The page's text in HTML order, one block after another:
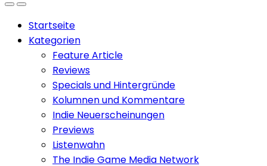
Startseite
Kategorien
Feature Article
Reviews
Specials und Hintergründe
Kolumnen und Kommentare
Indie Neuerscheinungen
Previews
Listenwahn
The Indie Game Media Network